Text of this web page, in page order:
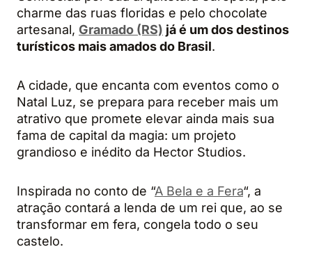
charme das ruas floridas e pelo chocolate
artesanal, Gramado (RS) já é um dos destinos
turísticos mais amados do Brasil.
A cidade, que encanta com eventos como o
Natal Luz, se prepara para receber mais um
atrativo que promete elevar ainda mais sua
fama de capital da magia: um projeto
grandioso e inédito da Hector Studios.
Inspirada no conto de “A Bela e a Fera“, a
atração contará a lenda de um rei que, ao se
transformar em fera, congela todo o seu
castelo.